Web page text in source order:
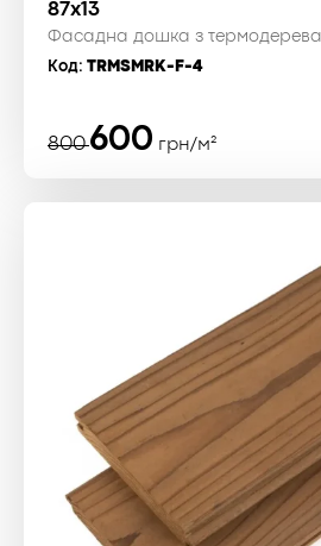
87x13
Фасадна дошка з термодерева
Код: TRMSMRK-F-4
800
Оригінальна
800 ₴.
600
Поточна
600 ₴.
грн/м²